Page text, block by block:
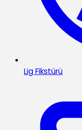
Lig Fikstürü